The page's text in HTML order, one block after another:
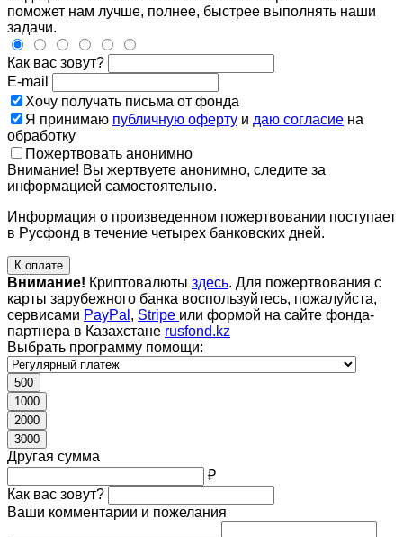
поможет нам лучше, полнее, быстрее выполнять наши
задачи.
Как вас зовут?
E-mail
Хочу получать письма от фонда
Я принимаю публичную оферту и даю согласие на
обработку
Пожертвовать анонимно
Внимание! Вы жертвуете анонимно, следите за
информацией самостоятельно.
Информация о произведенном пожертвовании поступает
в Русфонд в течение четырех банковских дней.
К оплате
Внимание! Криптовалюты здесь. Для пожертвования с
карты зарубежного банка воспользуйтесь, пожалуйста,
сервисами PayPal , Stripe или формой на сайте фонда-
партнера в Казахстане rusfond.kz
Выбрать программу помощи:
500
1000
2000
3000
Другая сумма
₽
Как вас зовут?
Ваши комментарии и пожелания